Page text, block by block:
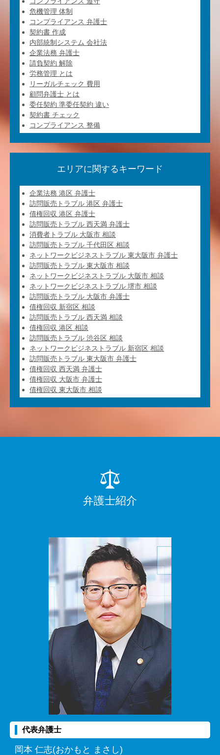
危機管理 体制
コンプライアンス 弁護士
契約書 作成
内部統制システム 会社法
企業法務 弁護士
請負契約 解除
労務管理 とは
リーガルチェック 費用
顧問弁護士 とは
委任契約 準委任契約 違い
契約書 チェック
コンプライアンス 整備
エリアに関するキーワード
企業法務 港区 弁護士
訪問販売トラブル 港区 弁護士
債権回収 港区 弁護士
訪問販売トラブル 西天満 弁護士
消費者トラブル 大阪市 相談
訪問販売トラブル 千代田区 相談
ネットワークビジネストラブル 東大阪市 弁護士
訪問販売トラブル 東大阪市 相談
ネットワークビジネストラブル 大阪市 相談
ネットワークビジネストラブル 堺市 相談
訪問販売トラブル 大阪市 弁護士
債権回収 新宿区 相談
訪問販売トラブル 西天満 相談
債権回収 港区 相談
訪問販売トラブル 渋谷区 相談
ネットワークビジネストラブル 新宿区 相談
訪問販売トラブル 東大阪市 弁護士
債権回収 西天満 弁護士
債権回収 大阪市 弁護士
債権回収 東大阪市 相談
弁護士紹介
代表弁護士
岡本 仁志(おかもと まさし)